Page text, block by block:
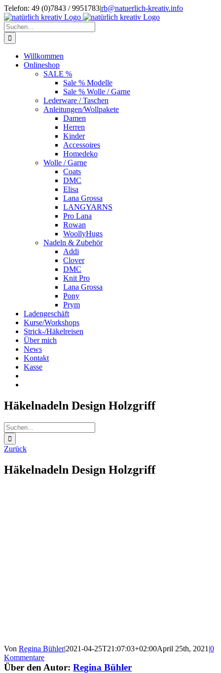
Zum
Inhalt
springen
Telefon: 49 (0)7843 / 9951783|rb@natuerlich-kreativ.info
Suche
nach:
Willkommen
Onlineshop
SALE %
Sale % Modelle
Sale % Wolle / Garne
Lederware / Taschen
Anleitungen/Wollpakete
Damen
Herren
Kinder
Accessoires
Homedeko
Wolle / Garne
Coats
DMC
Elisa
Lana Grossa
LANGYARNS
Pro Lana
Rowan
WoollyHugs
Nadeln & Zubehör
Addi
Clover
DMC
Knit Pro
Lana Grossa
Pony
Prym
Ladengeschäft
Kurse/Workshops
Strick-/Häkelreisen
Über mich
News
Kontakt
Kasse
Häkelnadeln Design Holzgriff
Suche
nach:
Zurück
Häkelnadeln Design Holzgriff
Von Regina Bühler|2021-04-25T21:07:03+02:00April 25th, 2021 |0
Kommentare
Über den Autor: Regina Bühler